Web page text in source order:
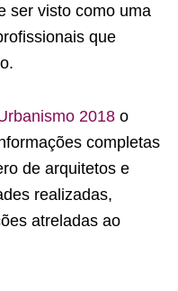
ser visto como uma
que
2018 o
completas
de arquitetos e
realizadas,
atreladas ao